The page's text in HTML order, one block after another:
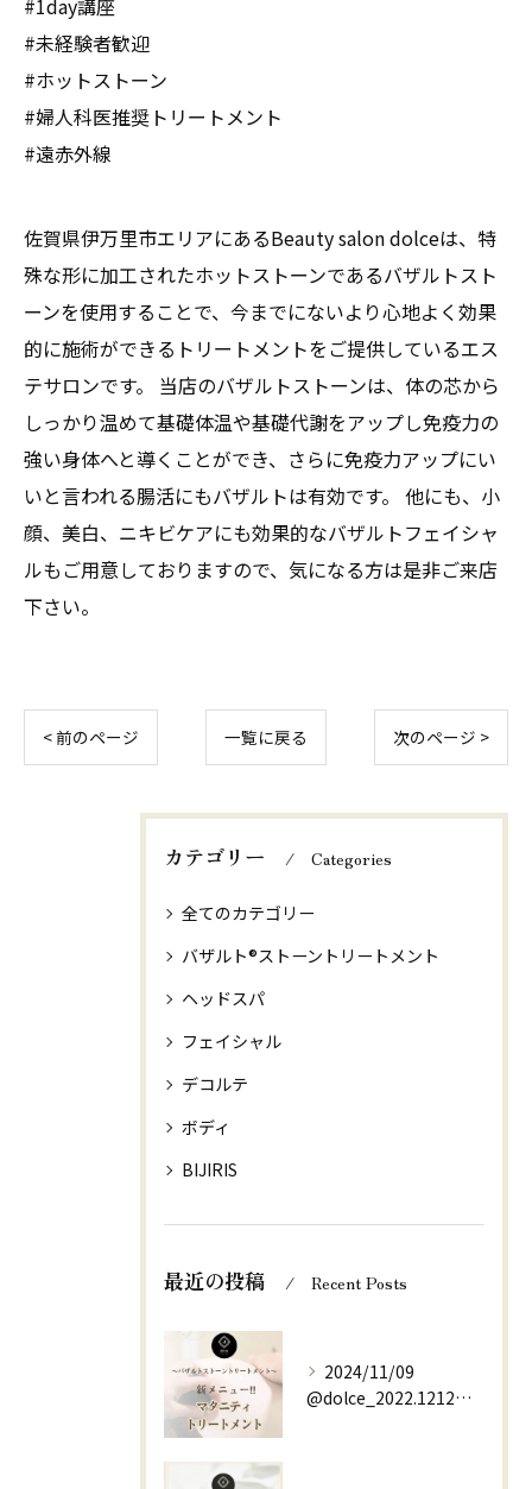
#1day講座
#未経験者歓迎
#ホットストーン
#婦人科医推奨トリートメント
#遠赤外線
佐賀県伊万里市エリアにあるBeauty salon dolceは、特
殊な形に加工されたホットストーンであるバザルトスト
ーンを使用することで、今までにないより心地よく効果
的に施術ができるトリートメントをご提供しているエス
テサロンです。 当店のバザルトストーンは、体の芯から
しっかり温めて基礎体温や基礎代謝をアップし免疫力の
強い身体へと導くことができ、さらに免疫力アップにい
いと言われる腸活にもバザルトは有効です。 他にも、小
顔、美白、ニキビケアにも効果的なバザルトフェイシャ
ルもご用意しておりますので、気になる方は是非ご来店
下さい。
< 前のページ 一覧に戻る 次のページ >
カテゴリー Categories
全てのカテゴリー
バザルト®ストーントリートメント
ヘッドスパ
フェイシャル
デコルテ
ボディ
BIJIRIS
最近の投稿 Recent Posts
2024/11/09
@dolce_2022.1212⇚他の投稿はこちらから